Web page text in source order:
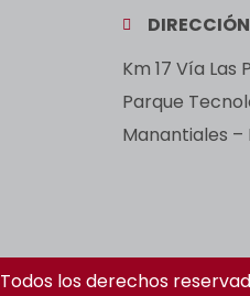
Km 17 Vía Las
Parque
Manantiales –
Todos los derechos